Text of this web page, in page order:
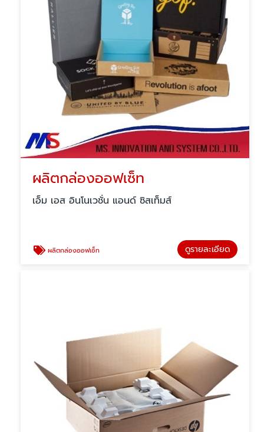
ผลิตกล่องออฟเซ็ท
เอ็ม เอส อินโนเวชั่น แอนด์ ซิสเท็มส์
ผลิตกล่องออฟเซ็ท ดูรายละเอียด